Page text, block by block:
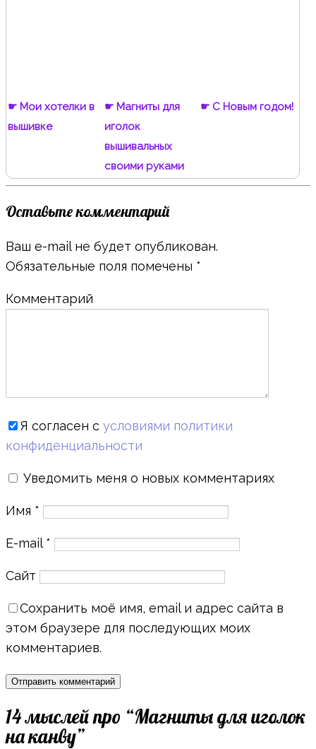
☛ Мои хотелки в
вышивке
☛ Магниты для
иголок
вышивальных
своими руками
☛ С Новым годом!
Оставьте комментарий
Ваш e-mail не будет опубликован.
Обязательные поля помечены *
Комментарий
Я согласен с условиями политики
конфиденциальности
Уведомить меня о новых комментариях
Имя *
E-mail*
Сайт
Сохранить моё имя, email и адрес сайта в
этом браузере для последующих моих
комментариев.
14 мыслей про “Магниты для иголок
на канву”